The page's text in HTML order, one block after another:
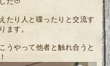
たり人と喋ったりと交流す
ます。
うやって他者と触れ合うと